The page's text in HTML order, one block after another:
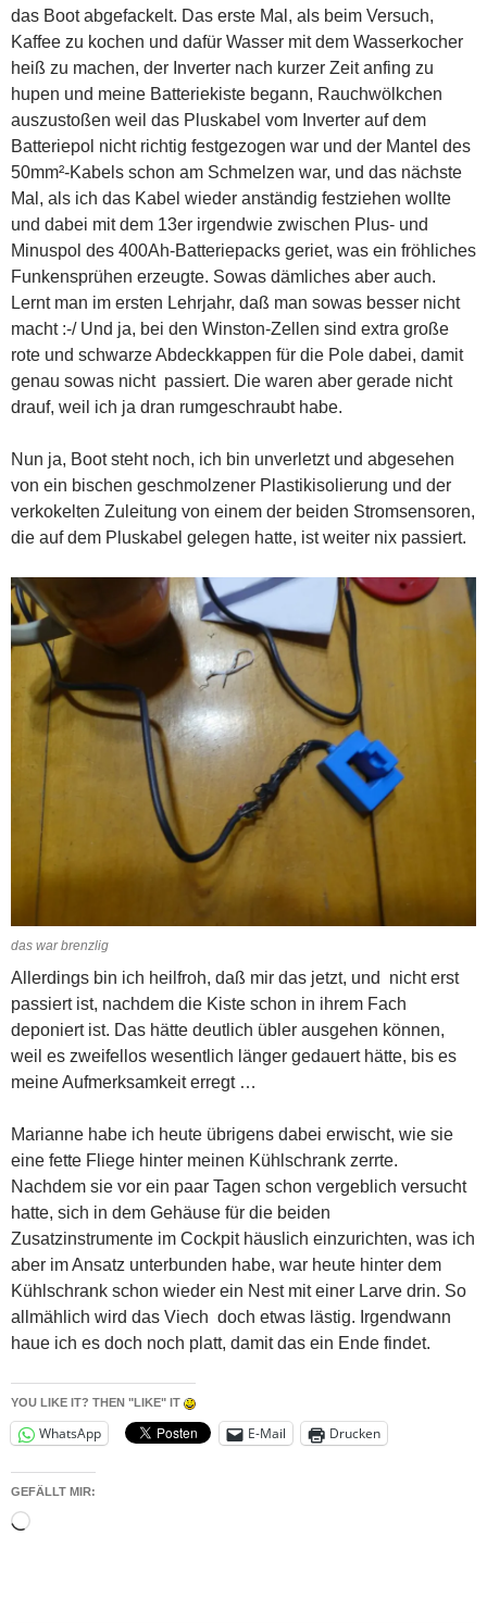
das Boot abgefackelt. Das erste Mal, als beim Versuch,
Kaffee zu kochen und dafür Wasser mit dem Wasserkocher
heiß zu machen, der Inverter nach kurzer Zeit anfing zu
hupen und meine Batteriekiste begann, Rauchwölkchen
auszustoßen weil das Pluskabel vom Inverter auf dem
Batteriepol nicht richtig festgezogen war und der Mantel des
50mm²-Kabels schon am Schmelzen war, und das nächste
Mal, als ich das Kabel wieder anständig festziehen wollte
und dabei mit dem 13er irgendwie zwischen Plus- und
Minuspol des 400Ah-Batteriepacks geriet, was ein fröhliches
Funkensprühen erzeugte. Sowas dämliches aber auch.
Lernt man im ersten Lehrjahr, daß man sowas besser nicht
macht :-/ Und ja, bei den Winston-Zellen sind extra große
rote und schwarze Abdeckkappen für die Pole dabei, damit
genau sowas nicht passiert. Die waren aber gerade nicht
drauf, weil ich ja dran rumgeschraubt habe.
Nun ja, Boot steht noch, ich bin unverletzt und abgesehen
von ein bischen geschmolzener Plastikisolierung und der
verkokelten Zuleitung von einem der beiden Stromsensoren,
die auf dem Pluskabel gelegen hatte, ist weiter nix passiert.
das war brenzlig
Allerdings bin ich heilfroh, daß mir das jetzt, und nicht erst
passiert ist, nachdem die Kiste schon in ihrem Fach
deponiert ist. Das hätte deutlich übler ausgehen können,
weil es zweifellos wesentlich länger gedauert hätte, bis es
meine Aufmerksamkeit erregt …
Marianne habe ich heute übrigens dabei erwischt, wie sie
eine fette Fliege hinter meinen Kühlschrank zerrte.
Nachdem sie vor ein paar Tagen schon vergeblich versucht
hatte, sich in dem Gehäuse für die beiden
Zusatzinstrumente im Cockpit häuslich einzurichten, was ich
aber im Ansatz unterbunden habe, war heute hinter dem
Kühlschrank schon wieder ein Nest mit einer Larve drin. So
allmählich wird das Viech doch etwas lästig. Irgendwann
haue ich es doch noch platt, damit das ein Ende findet.
YOU LIKE IT? THEN "LIKE" IT
WhatsApp E-Mail Drucken
GEFÄLLT MIR:
Wird